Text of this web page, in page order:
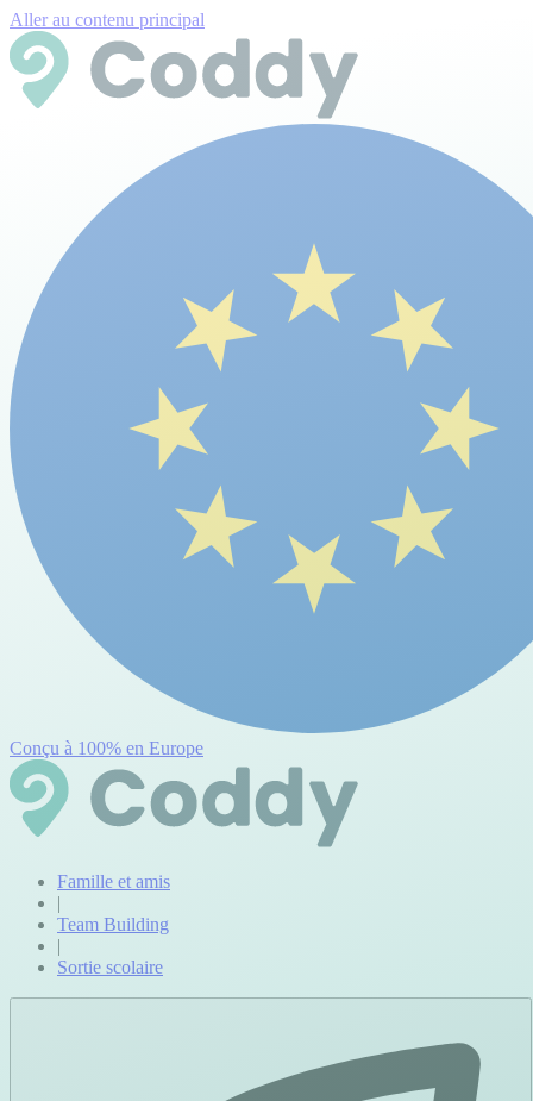
Aller au contenu principal
Conçu à 100% en Europe
Famille et amis
|
Team Building
|
Sortie scolaire